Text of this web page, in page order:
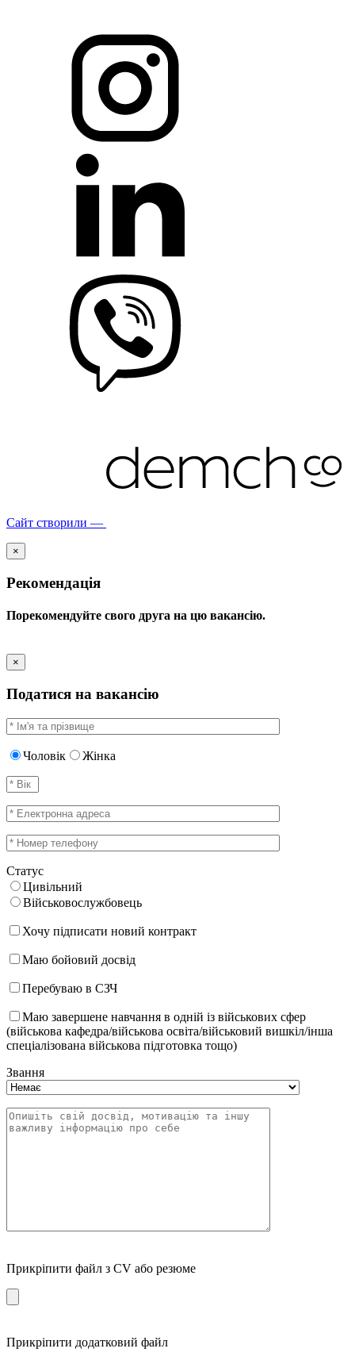
Сайт створили —
×
Рекомендація
Порекомендуйте свого друга на цю вакансію.
×
Податися на вакансію
Чоловік Жінка
Статус
Цивільний
Військовослужбовець
Хочу підписати новий контракт
Маю бойовий досвід
Перебуваю в СЗЧ
Маю завершене навчання в одній із військових сфер
(військова кафедра/військова освіта/військовий вишкіл/інша
спеціалізована військова підготовка тощо)
Звання
Прикріпити файл з CV або резюме
Прикріпити додатковий файл